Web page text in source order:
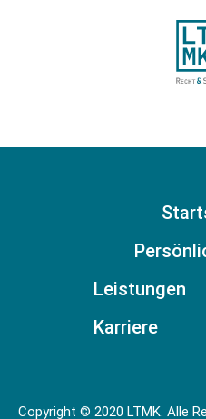
Leistungen
Karriere
Copyright © 2020 LTMK. Alle